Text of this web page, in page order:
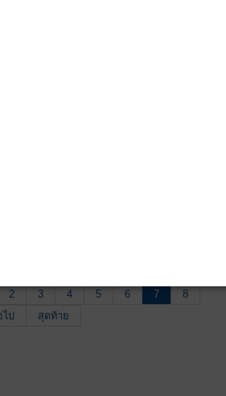
2 3 4 5 6 7
8
ป สุดท้าย